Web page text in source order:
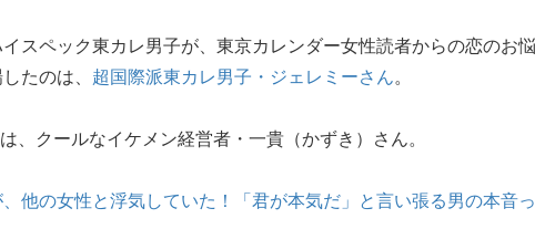
スペック東カレ男子が、東京カレンダー女性読者からの恋のお
たのは、 超国際派東カレ男子・ジェレミーさん。
、クールなイケメン経営者・一貴（かずき）さん。
他の女性と浮気していた！「君が本気だ」と言い張る男の本音っ